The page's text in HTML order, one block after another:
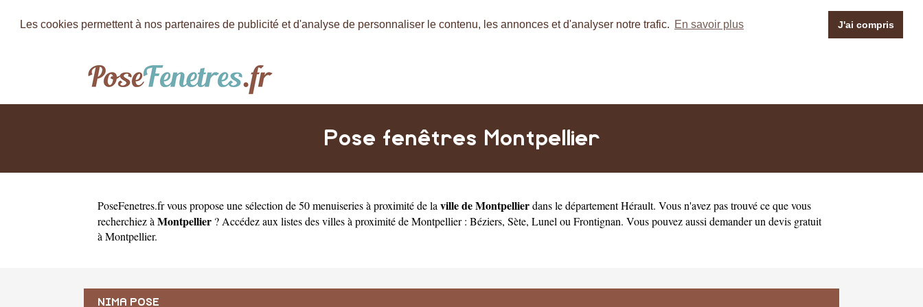
Les cookies permettent à nos partenaires de publicité et d'analyse de personnaliser le contenu, les annonces et d'analyser notre trafic. En savoir plus J'ai compris
Pose fenêtres Montpellier
PoseFenetres.frvous propose une sélection de 50 menuiseries à proximité de la ville de Montpellierdans le départementHérault. Vous n'avez pas trouvé ce que vous
recherchiez à Montpellier ? Accédez aux listes des villes à proximité de Montpellier : Béziers, Sète, Lunel ou Frontignan. Vous pouvez aussi demander un devis gratuit
à Montpellier.
NIMA POSE